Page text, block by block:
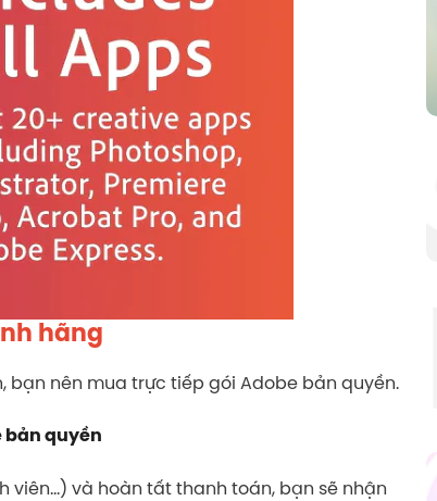
hãng
nên mua trực tiếp gói Adobe bản quyền.
bản quyền
viên…) và hoàn tất thanh toán, bạn sẽ nhận